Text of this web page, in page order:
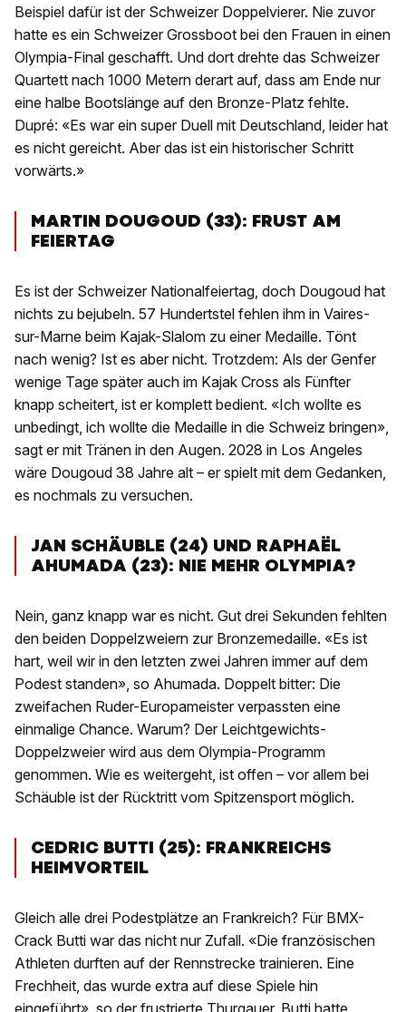
Beispiel dafür ist der Schweizer Doppelvierer. Nie zuvor
hatte es ein Schweizer Grossboot bei den Frauen in einen
Olympia-Final geschafft. Und dort drehte das Schweizer
Quartett nach 1000 Metern derart auf, dass am Ende nur
eine halbe Bootslänge auf den Bronze-Platz fehlte.
Dupré: «Es war ein super Duell mit Deutschland, leider hat
es nicht gereicht. Aber das ist ein historischer Schritt
vorwärts.»
MARTIN DOUGOUD (33): FRUST AM
FEIERTAG
Es ist der Schweizer Nationalfeiertag, doch Dougoud hat
nichts zu bejubeln. 57 Hundertstel fehlen ihm in Vaires-
sur-Marne beim Kajak-Slalom zu einer Medaille. Tönt
nach wenig? Ist es aber nicht. Trotzdem: Als der Genfer
wenige Tage später auch im Kajak Cross als Fünfter
knapp scheitert, ist er komplett bedient. «Ich wollte es
unbedingt, ich wollte die Medaille in die Schweiz bringen»,
sagt er mit Tränen in den Augen. 2028 in Los Angeles
wäre Dougoud 38 Jahre alt – er spielt mit dem Gedanken,
es nochmals zu versuchen.
JAN SCHÄUBLE (24) UND RAPHAËL
AHUMADA (23): NIE MEHR OLYMPIA?
Nein, ganz knapp war es nicht. Gut drei Sekunden fehlten
den beiden Doppelzweiern zur Bronzemedaille. «Es ist
hart, weil wir in den letzten zwei Jahren immer auf dem
Podest standen», so Ahumada. Doppelt bitter: Die
zweifachen Ruder-Europameister verpassten eine
einmalige Chance. Warum? Der Leichtgewichts-
Doppelzweier wird aus dem Olympia-Programm
genommen. Wie es weitergeht, ist offen – vor allem bei
Schäuble ist der Rücktritt vom Spitzensport möglich.
CEDRIC BUTTI (25): FRANKREICHS
HEIMVORTEIL
Gleich alle drei Podestplätze an Frankreich? Für BMX-
Crack Butti war das nicht nur Zufall. «Die französischen
Athleten durften auf der Rennstrecke trainieren. Eine
Frechheit, das wurde extra auf diese Spiele hin